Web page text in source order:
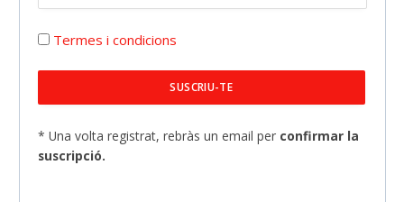
Termes i condicions
* Una volta registrat, rebràs un email per confirmar la
suscripció.